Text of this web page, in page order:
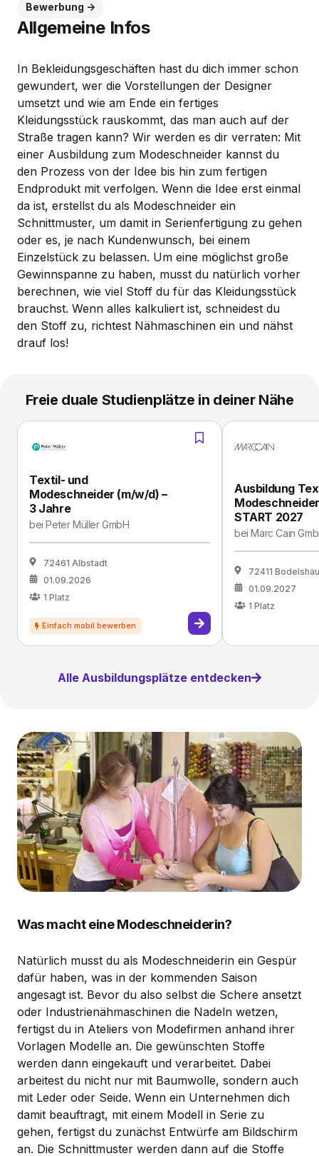
Bewerbung
Allgemeine Infos
In Bekleidungsgeschäften hast du dich immer schon
gewundert, wer die Vorstellungen der Designer
umsetzt und wie am Ende ein fertiges
Kleidungsstück rauskommt, das man auch auf der
Straße tragen kann? Wir werden es dir verraten: Mit
einer Ausbildung zum Modeschneider kannst du
den Prozess von der Idee bis hin zum fertigen
Endprodukt mit verfolgen. Wenn die Idee erst einmal
da ist, erstellst du als Modeschneider ein
Schnittmuster, um damit in Serienfertigung zu gehen
oder es, je nach Kundenwunsch, bei einem
Einzelstück zu belassen. Um eine möglichst große
Gewinnspanne zu haben, musst du natürlich vorher
berechnen, wie viel Stoff du für das Kleidungsstück
brauchst. Wenn alles kalkuliert ist, schneidest du
den Stoff zu, richtest Nähmaschinen ein und nähst
drauf los!
Freie duale Studienplätze in deiner Nähe
Textil- und
Modeschneider (m/w/d) –
3 Jahre
beiPeter Müller GmbH
72461 Albstadt
01.09.2026
1 Platz
Ausbildung
START 2027
beiMarc Cain
72411
01.09.2027
1 Platz
Alle Ausbildungsplätze entdecken
Was macht eine Modeschneiderin?
Natürlich musst du als Modeschneiderin ein Gespür
dafür haben, was in der kommenden Saison
angesagt ist. Bevor du also selbst die Schere ansetzt
oder Industrienähmaschinen die Nadeln wetzen,
fertigst du in Ateliers von Modefirmen anhand ihrer
Vorlagen Modelle an. Die gewünschten Stoffe
werden dann eingekauft und verarbeitet. Dabei
arbeitest du nicht nur mit Baumwolle, sondern auch
mit Leder oder Seide. Wenn ein Unternehmen dich
damit beauftragt, mit einem Modell in Serie zu
gehen, fertigst du zunächst Entwürfe am Bildschirm
an. Die Schnittmuster werden dann auf die Stoffe